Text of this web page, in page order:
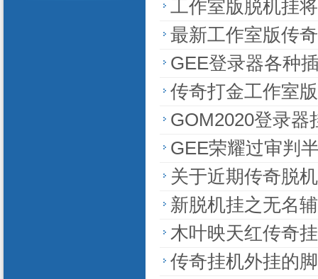
工作室版脱机挂
最新工作室版传
GEE登录器各种
传奇打金工作室
GOM2020登录器
GEE荣耀过审判
关于近期传奇脱
新脱机挂之无名
木叶映天红传奇
传奇挂机外挂的